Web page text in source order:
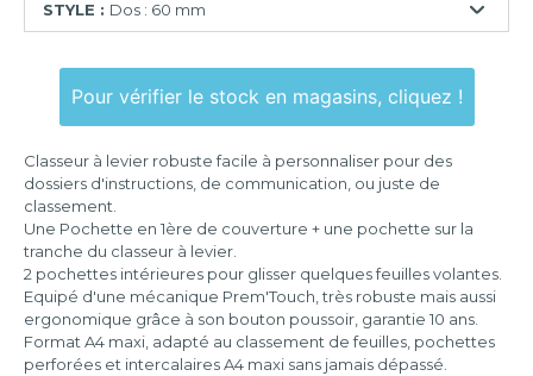
STYLE : Dos : 60 mm
mm
Pour vérifier le stock en magasins, cliquez !
Classeur à levier robuste facile à personnaliser pour des
dossiers d'instructions, de communication, ou juste de
classement.
Une Pochette en 1ère de couverture + une pochette sur la
tranche du classeur à levier.
2 pochettes intérieures pour glisser quelques feuilles volantes.
Equipé d'une mécanique Prem'Touch, très robuste mais aussi
ergonomique grâce à son bouton poussoir, garantie 10 ans.
Format A4 maxi, adapté au classement de feuilles, pochettes
perforées et intercalaires A4 maxi sans jamais dépassé.